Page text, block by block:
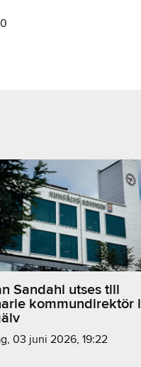
Sandahl utses till
kommundirektör i
03 juni 2026, 19:22